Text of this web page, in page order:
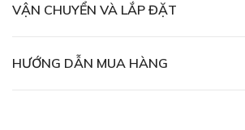
VẬN CHUYỂN VÀ LẮP ĐẶT
HƯỚNG DẪN MUA HÀNG